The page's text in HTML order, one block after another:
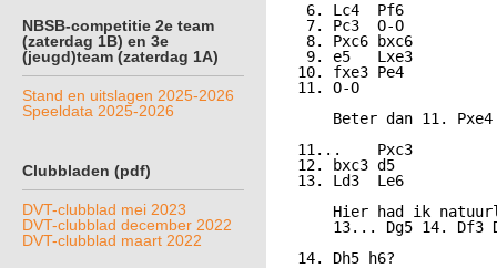
NBSB-competitie 2e team
(zaterdag 1B) en 3e
(jeugd)team (zaterdag 1A)
Stand en uitslagen 2025-2026
Speeldata 2025-2026
Clubbladen (pdf)
DVT-clubblad mei 2023
DVT-clubblad december 2022
DVT-clubblad maart 2022
  6. Lc4  Pf6
  7. Pc3  O-O
  8. Pxc6 bxc6
  9. e5   Lxe3
10. fxe3 Pe4
11. O-O
Beter dan 11.
11...    Pxc3
12. bxc3 d5
13. Ld3  Le6
Hier had ik
13... Dg5 14. Df3
14. Dh5 h6?